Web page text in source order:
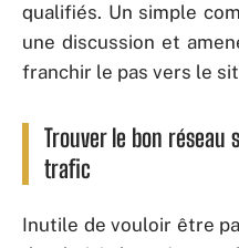
qualifiés. Un simple
une discussion et
franchir le pas vers le
Trouver le bon réseau
trafic
Inutile de vouloir être